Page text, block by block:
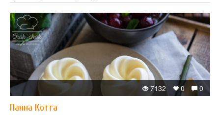
0
0
7132
Панна Котта